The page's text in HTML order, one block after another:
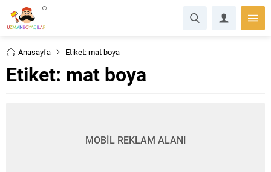
Anasayfa Etiket: mat boya
Etiket: mat boya
MOBİL REKLAM ALANI